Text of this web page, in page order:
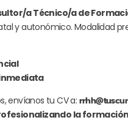
a Técnico/a de
y autonómico. Modalidad
envíanos tu CV a:
la